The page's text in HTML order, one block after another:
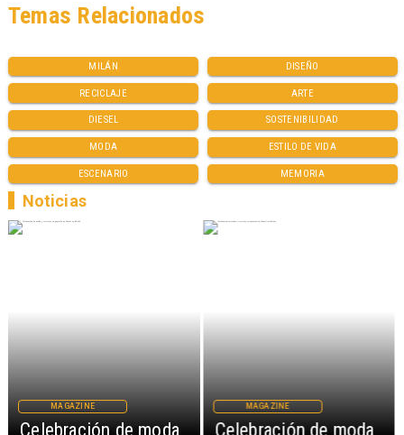
MILÁN DISEÑO
RECICLAJE ARTE
DIESEL SOSTENIBILIDAD
MODA ESTILO DE VIDA
ESCENARIO MEMORIA
Temas Relacionados
Celebración de moda
MAGAZINE
Celebración de moda
MAGAZINE
Noticias